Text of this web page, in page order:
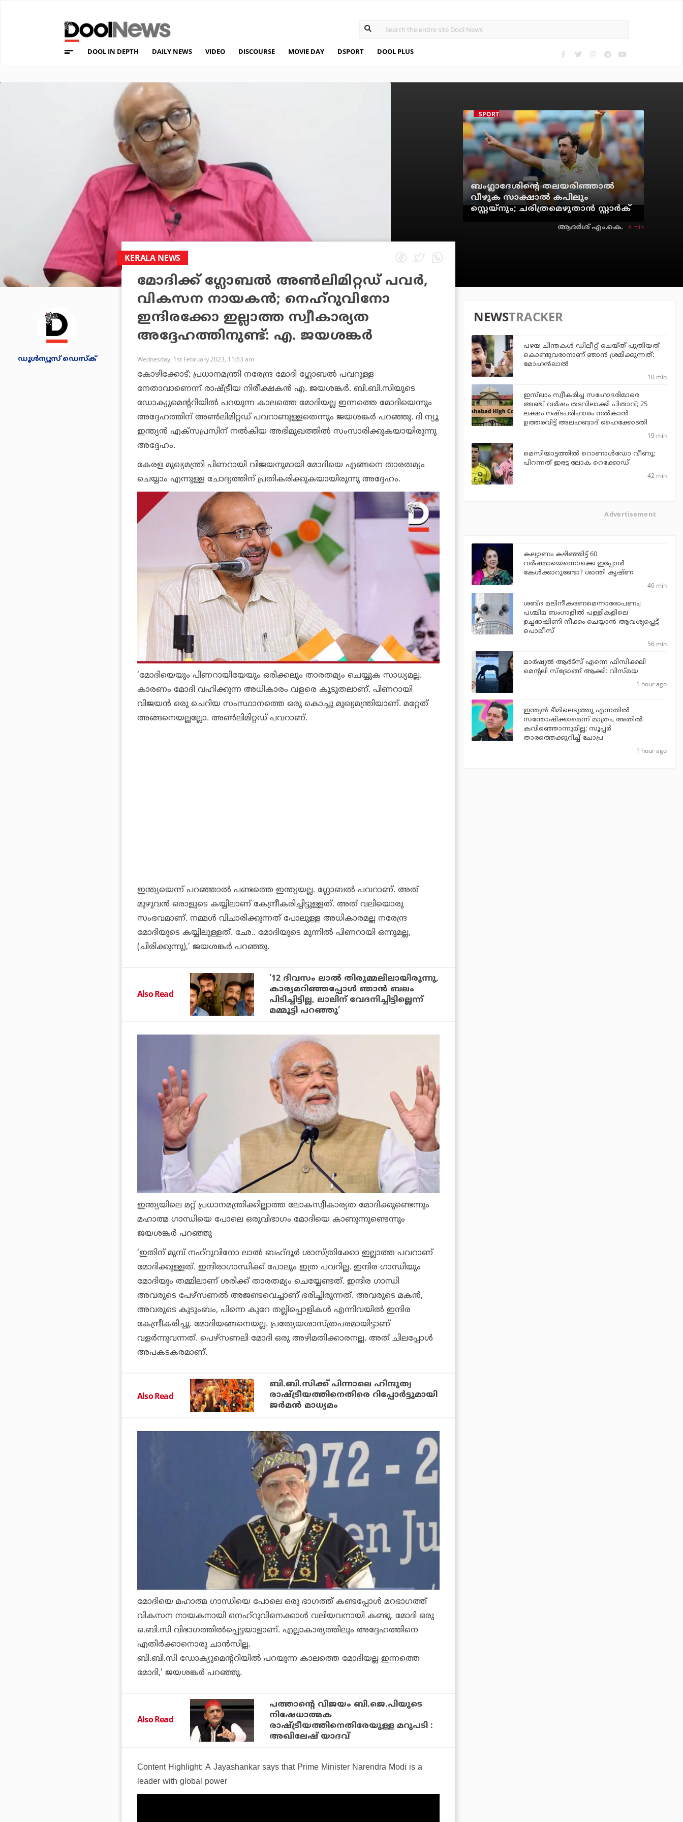
DOOL IN DEPTH DAILY NEWS VIDEO DISCOURSE MOVIE DAY DSPORT DOOL PLUS
SPORTS NEWS
ബംഗ്ലാദേശിന്റെ തലയരിഞ്ഞാല്‍
വീഴുക സാക്ഷാല്‍ കപിലും
സ്റ്റെയ്‌നും; ചരിത്രമെഴുതാന്‍ സ്റ്റാര്‍ക്
ആദർശ് എം.കെ. 8 min
ഡൂള്‍ന്യൂസ് ഡെസ്‌ക്
KERALA NEWS
മോദിക്ക് ഗ്ലോബല്‍ അണ്‍ലിമിറ്റഡ് പവര്‍,
വികസന നായകന്‍; നെഹ്‌റുവിനോ
ഇന്ദിരക്കോ ഇല്ലാത്ത സ്വീകാര്യത
അദ്ദേഹത്തിനുണ്ട്: എ. ജയശങ്കര്‍
Wednesday, 1st February 2023, 11:53 am
കോഴിക്കോട്: പ്രധാനമന്ത്രി നരേന്ദ്ര മോദി ഗ്ലോബല്‍ പവറുള്ള
നേതാവാണെന്ന് രാഷ്ട്രീയ നിരീക്ഷകന്‍ എ. ജയശങ്കര്‍. ബി.ബി.സിയുടെ
ഡോക്യുമെന്ററിയില്‍ പറയുന്ന കാലത്തെ മോദിയല്ല ഇന്നത്തെ മോദിയെന്നും
അദ്ദേഹത്തിന് അണ്‍ലിമിറ്റഡ് പവറാണുള്ളതെന്നും ജയശങ്കര്‍ പറഞ്ഞു. ദി ന്യൂ
ഇന്ത്യന്‍ എക്‌സപ്രസിന് നല്‍കിയ അഭിമുഖത്തില്‍ സംസാരിക്കുകയായിരുന്നു
അദ്ദേഹം.
കേരള മുഖ്യമന്ത്രി പിണറായി വിജയനുമായി മോദിയെ എങ്ങനെ താരതമ്യം
ചെയ്യാം എന്നുള്ള ചോദ്യത്തിന് പ്രതികരിക്കുകയായിരുന്നു അദ്ദേഹം.
‘മോദിയെയും പിണറായിയേയും ഒരിക്കലും താരതമ്യം ചെയ്യുക സാധ്യമല്ല.
കാരണം മോദി വഹിക്കുന്ന അധികാരം വളരെ കൂടുതലാണ്. പിണറായി
വിജയന്‍ ഒരു ചെറിയ സംസ്ഥാനത്തെ ഒരു കൊച്ചു മുഖ്യമന്ത്രിയാണ്. മറ്റേത്
അങ്ങനെയല്ലല്ലോ. അണ്‍ലിമിറ്റഡ് പവറാണ്.
ഇന്ത്യയെന്ന് പറഞ്ഞാല്‍ പണ്ടത്തെ ഇന്ത്യയല്ല. ഗ്ലോബല്‍ പവറാണ്. അത്
മുഴുവന്‍ ഒരാളുടെ കയ്യിലാണ് കേന്ദ്രീകരിച്ചിട്ടുള്ളത്. അത് വലിയൊരു
സംഭവമാണ്. നമ്മള്‍ വിചാരിക്കുന്നത് പോലുള്ള അധികാരമല്ല നരേന്ദ്ര
മോദിയുടെ കയ്യിലുള്ളത്. ഛേ.. മോദിയുടെ മുന്നില്‍ പിണറായി ഒന്നുമല്ല,
(ചിരിക്കുന്നു),’ ജയശങ്കര്‍ പറഞ്ഞു.
Also Read
’12 ദിവസം ലാല്‍ തിരുമ്മലിലായിരുന്നു,
കാര്യമറിഞ്ഞപ്പോള്‍ ഞാന്‍ ബലം
പിടിച്ചിട്ടില്ല, ലാലിന് വേദനിച്ചിട്ടില്ലെന്ന്
മമ്മൂട്ടി പറഞ്ഞു’
ഇന്ത്യയിലെ മറ്റ് പ്രധാനമന്ത്രിക്കില്ലാത്ത ലോകസ്വീകാര്യത മോദിക്കുണ്ടെന്നും
മഹാത്മ ഗാന്ധിയെ പോലെ ഒരുവിഭാഗം മോദിയെ കാണുന്നുണ്ടെന്നും
ജയശങ്കര്‍ പറഞ്ഞു
‘ഇതിന് മുമ്പ് നഹ്‌റുവിനോ ലാല്‍ ബഹ്ദൂര്‍ ശാസ്ത്രിക്കോ ഇല്ലാത്ത പവറാണ്
മോദിക്കുള്ളത്. ഇന്ദിരാഗാന്ധിക്ക് പോലും ഇത്ര പവറില്ല. ഇന്ദിര ഗാന്ധിയും
മോദിയും തമ്മിലാണ് ശരിക്ക് താരതമ്യം ചെയ്യേണ്ടത്. ഇന്ദിര ഗാന്ധി
അവരുടെ പേഴ്‌സണല്‍ അജണ്ടവെച്ചാണ് ഭരിച്ചിരുന്നത്. അവരുടെ മകന്‍,
അവരുടെ കുടുംബം, പിന്നെ കുറേ തല്ലിപ്പൊളികള്‍ എന്നിവയില്‍ ഇന്ദിര
കേന്ദ്രീകരിച്ചു. മോദിയങ്ങനെയല്ല. പ്രത്യേയശാസ്ത്രപരമായിട്ടാണ്
വളര്‍ന്നുവന്നത്. പെഴ്‌സണലി മോദി ഒരു അഴിമതിക്കാരനല്ല. അത് ചിലപ്പോള്‍
അപകടകരമാണ്.
Also Read
ബി.ബി.സിക്ക് പിന്നാലെ ഹിന്ദുത്വ
രാഷ്ട്രീയത്തിനെതിരെ റിപ്പോർട്ടുമായി
ജർമൻ മാധ്യമം
മോദിയെ മഹാത്മ ഗാന്ധിയെ പോലെ ഒരു ഭാഗത്ത് കണ്ടപ്പോള്‍ മറഭാഗത്ത്
വികസന നായകനായി നെഹ്‌റുവിനെക്കാള്‍ വലിയവനായി കണ്ടു. മോദി ഒരു
ഒ.ബി.സി വിഭാഗത്തില്‍പ്പെട്ടയാളാണ്. എല്ലാകാര്യത്തിലും അദ്ദേഹത്തിനെ
എതിര്‍ക്കാനൊരു ചാന്‍സില്ല.
ബി.ബി.സി ഡോക്യുമെന്ററിയില്‍ പറയുന്ന കാലത്തെ മോദിയല്ല ഇന്നത്തെ
മോദി,’ ജയശങ്കര്‍ പറഞ്ഞു.
Also Read
പത്താന്റെ വിജയം ബി.ജെ.പിയുടെ
നിഷേധാത്മക
രാഷ്ട്രീയത്തിനെതിരേയുള്ള മറുപടി :
അഖിലേഷ് യാദവ്
Content Highlight: A Jayashankar says that Prime Minister Narendra Modi is a
leader with global power
NEWSTRACKER
പഴയ ചിന്തകള്‍ ഡിലീറ്റ് ചെയ്ത് പുതിയത്
കൊണ്ടുവരാനാണ് ഞാന്‍ ശ്രമിക്കുന്നത്:
മോഹന്‍ലാല്‍
10 min
ഇസ്‌ലാം സ്വീകരിച്ച സഹോദരിമാരെ
അഞ്ച് വര്‍ഷം തടവിലാക്കി പിതാവ്; 25
ലക്ഷം നഷ്ടപരിഹാരം നല്‍കാന്‍
ഉത്തരവിട്ട് അലഹബാദ് ഹൈക്കോടതി
19 min
മെസിയാട്ടത്തില്‍ റൊണാള്‍ഡോ വീണു;
പിറന്നത് ഇരട്ട ലോക റെക്കോഡ്
42 min
Advertisement
കല്യാണം കഴിഞ്ഞിട്ട് 60
വർഷമായെന്നൊക്കെ ഇപ്പോൾ
കേൾക്കാറുണ്ടോ? ശാന്തി കൃഷ്ണ
46 min
ശബ്ദ മലിനീകരണമെന്നാരോപണം;
പശ്ചിമ ബംഗാളില്‍ പള്ളികളിലെ
ഉച്ചഭാഷിണി നീക്കം ചെയ്യാന്‍ ആവശ്യപ്പെട്ട്
പൊലീസ്
56 min
മാർഷ്യൽ ആർട്സ് എന്നെ ഫിസിക്കലി
മെന്റലി സ്ട്രോങ്ങ് ആക്കി: വിസ്മയ
1 hour ago
ഇന്ത്യന്‍ ടീമിലെടുത്തു എന്നതില്‍
സന്തോഷിക്കാമെന്ന് മാത്രം, അതില്‍
കവിഞ്ഞൊന്നുമില്ല; സൂപ്പര്‍
താരത്തെക്കുറിച്ച് ചോപ്ര
1 hour ago